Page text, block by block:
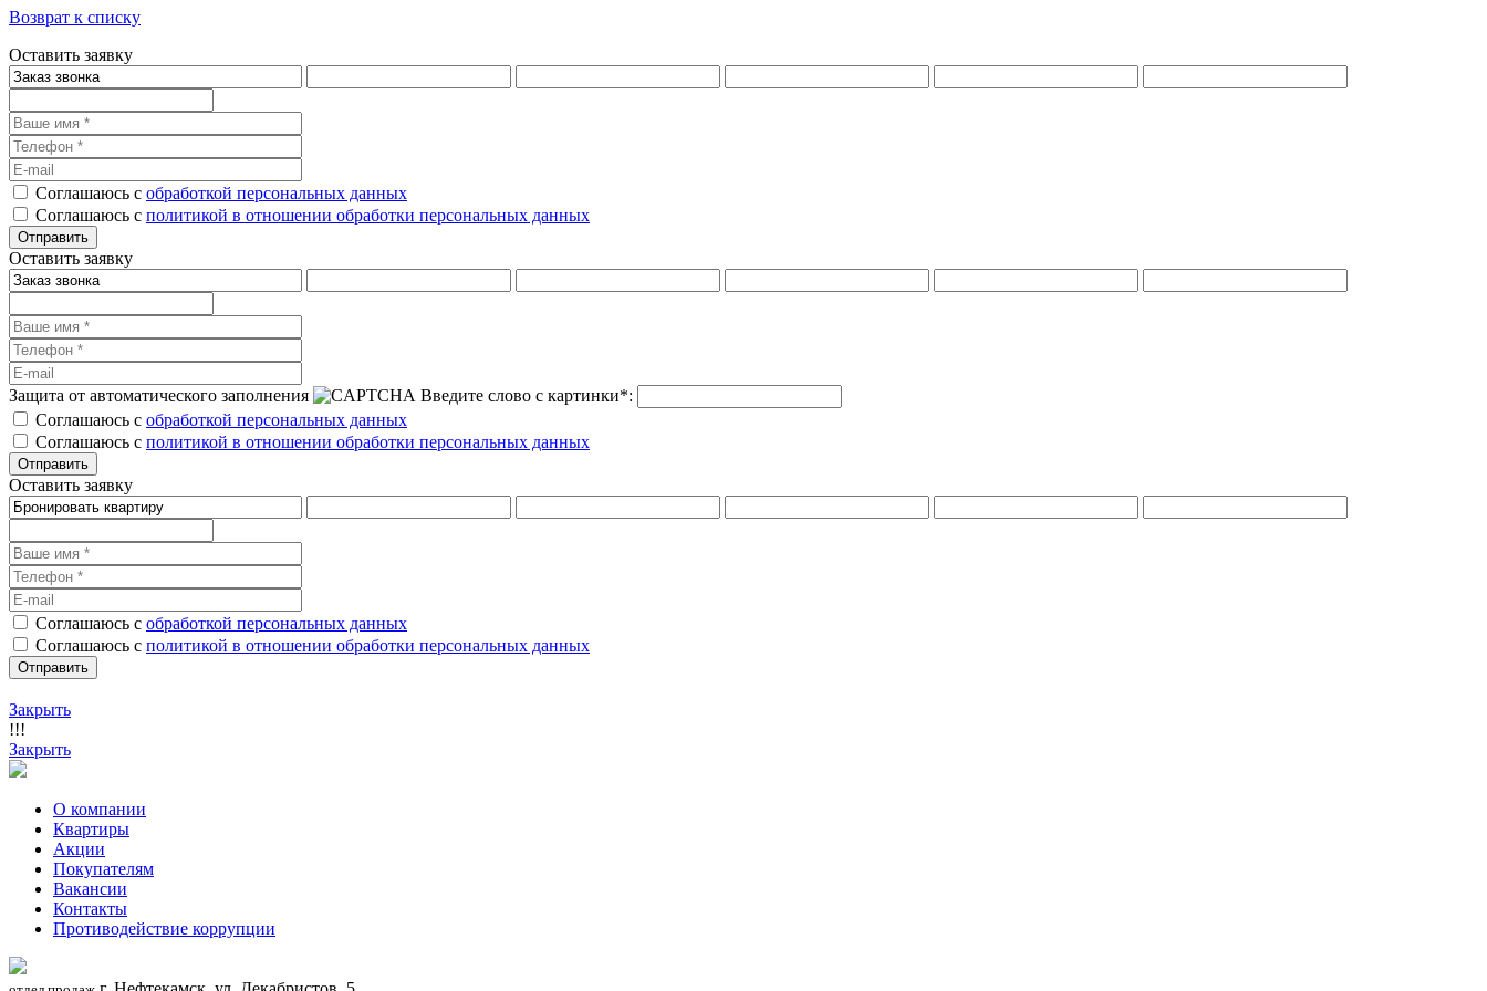
Возврат к списку
Оставить заявку
Соглашаюсь с обработкой персональных данных
Соглашаюсь с политикой в отношении обработки персональных данных
Оставить заявку
Защита от автоматического заполнения Введите слово с картинки*:
Соглашаюсь с обработкой персональных данных
Соглашаюсь с политикой в отношении обработки персональных данных
Оставить заявку
Соглашаюсь с обработкой персональных данных
Соглашаюсь с политикой в отношении обработки персональных данных
Закрыть
!!!
Закрыть
О компании
Квартиры
Акции
Покупателям
Вакансии
Контакты
Противодействие коррупции